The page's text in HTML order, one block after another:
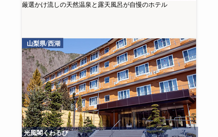
厳選かけ流しの天然温泉と露天風呂が自慢のホテル
山梨県/西湖
光風閣くわるび